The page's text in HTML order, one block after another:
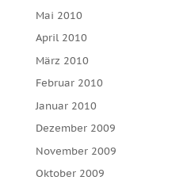
Mai 2010
April 2010
März 2010
Februar 2010
Januar 2010
Dezember 2009
November 2009
Oktober 2009